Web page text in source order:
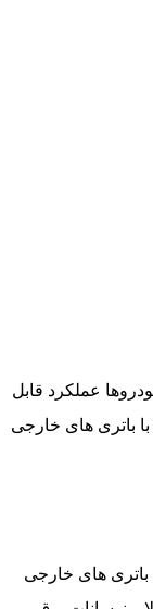
عملکرد قابل
باتری های خارجی
باتری های خارجی